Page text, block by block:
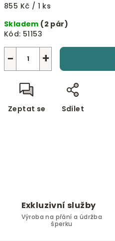
Měrná
855 Kč / 1 ks
Skladem (2 pár)
Kód: 51153
+
−
Zeptat se Sdílet
Exkluzivní služby
Výroba na přání a údržba
šperku